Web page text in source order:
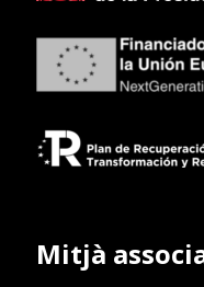
Mitjà